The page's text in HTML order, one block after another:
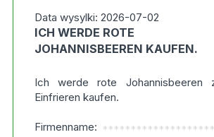
Data wysylki: 2026-07-02
ICH WERDE ROTE
JOHANNISBEEREN KAUFEN.
Ich werde rote Johannisbeeren
Einfrieren kaufen.
Firmenname: